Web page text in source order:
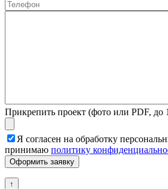
Прикрепить проект (фото или PDF,
Я согласен на обработку
принимаю политику
↑